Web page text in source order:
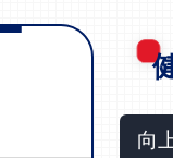
向